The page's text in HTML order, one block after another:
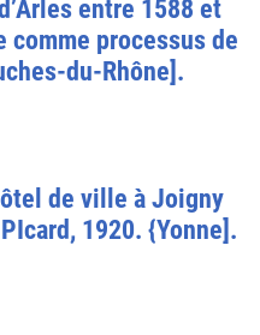
entre 1588 et
processus de
du-Rhône].
de ville à Joigny
1920. {Yonne].